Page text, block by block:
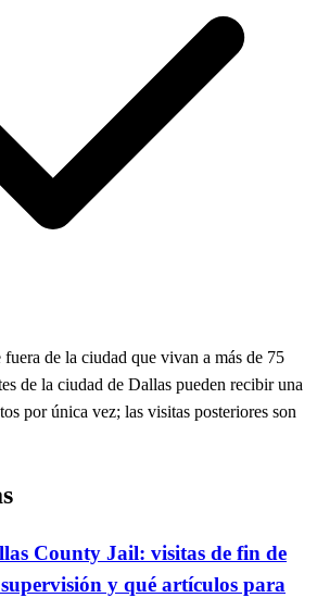
fuera de la ciudad que vivan a más de 75
de la ciudad de Dallas pueden recibir una
por única vez; las visitas posteriores son
County Jail: visitas de fin de
y qué artículos para